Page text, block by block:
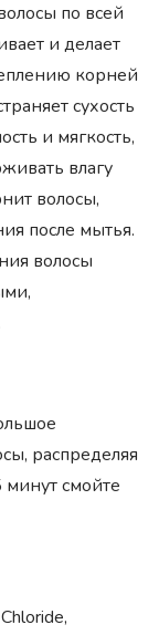
по всей
и делает
корней
сухость
и мягкость,
влагу
волосы,
после мытья.
волосы
распределяя
смойте